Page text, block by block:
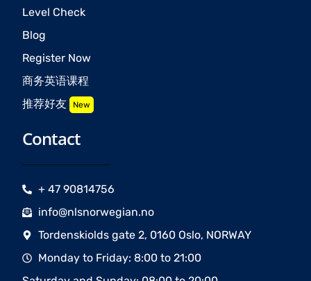
Level Check
Blog
Register Now
商务英语课程
推荐好友 New
Contact
+ 47 90814756
info@nlsnorwegian.no
Tordenskiolds gate 2, 0160 Oslo, NORWAY
Monday to Friday: 8:00 to 21:00